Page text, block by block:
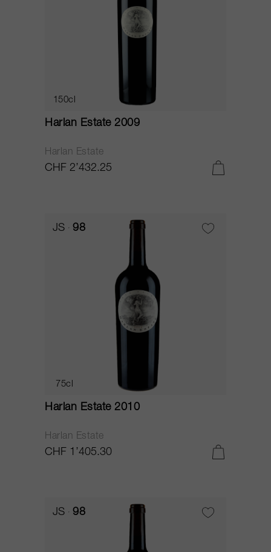
150cl
Harlan Estate 2009
Harlan Estate
CHF 2’432.25
JS 98
75cl
Harlan Estate 2010
Harlan Estate
CHF 1’405.30
JS 98